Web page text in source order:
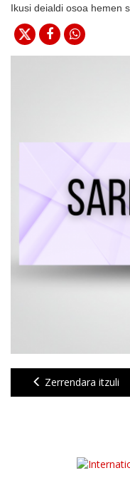
Ikusi deialdi osoa hemen
Zerrendara itzuli